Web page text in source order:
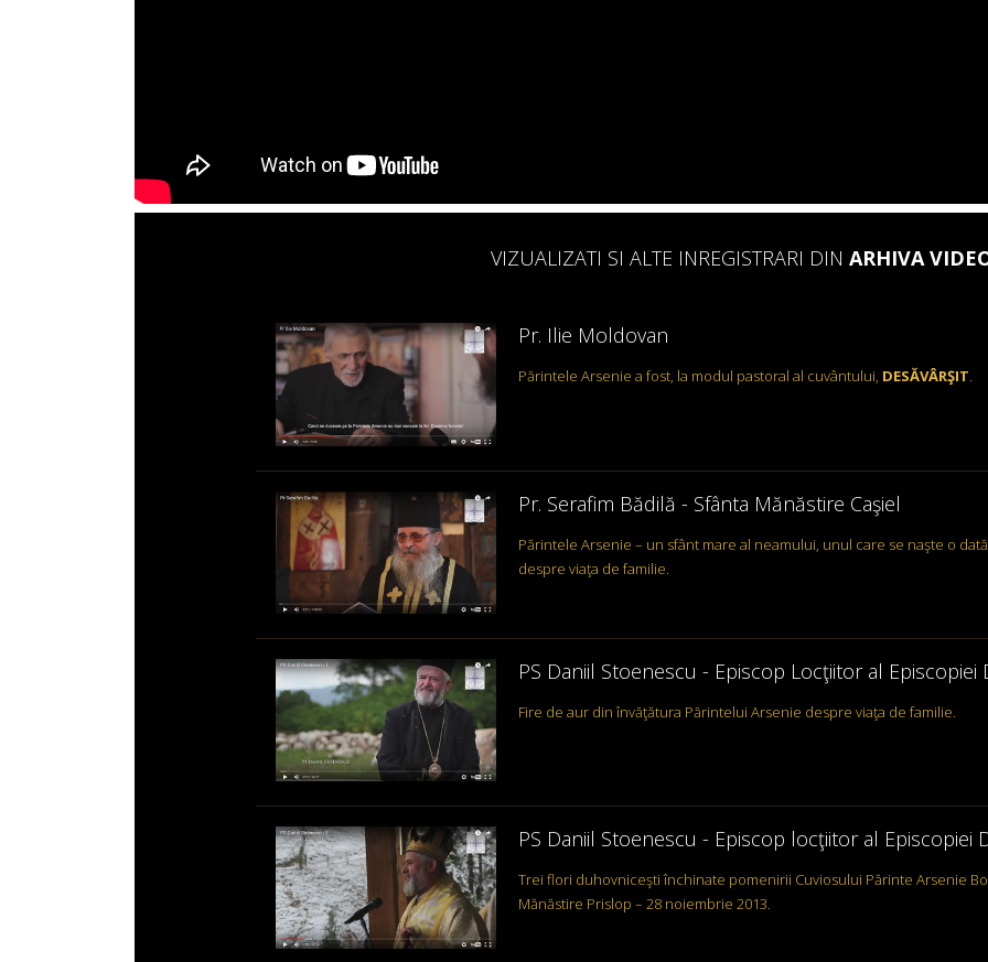
VIZUALIZATI SI ALTE INREGISTRARI DIN ARHIVA
Pr. Ilie Moldovan
Părintele Arsenie a fost, la modul pastoral al cuvântului, DESĂVÂRŞIT.
Pr. Serafim Bădilă - Sfânta Mănăstire Caşiel
Părintele Arsenie – un sfânt mare al neamului, unul care se naşte o
despre viaţa de familie.
PS Daniil Stoenescu - Episcop Locţiitor al Episcopiei
Fire de aur din învăţătura Părintelui Arsenie despre viaţa de familie.
PS Daniil Stoenescu - Episcop locţiitor al Episcopiei
Trei flori duhovniceşti închinate pomenirii Cuviosului Părinte Arsenie
Mănăstire Prislop – 28 noiembrie 2013.